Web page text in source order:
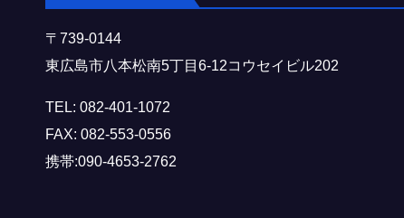
〒739-0144
東広島市八本松南5丁目6-12コウセイビル202
TEL: 082-401-1072
FAX: 082-553-0556
携帯:090-4653-2762